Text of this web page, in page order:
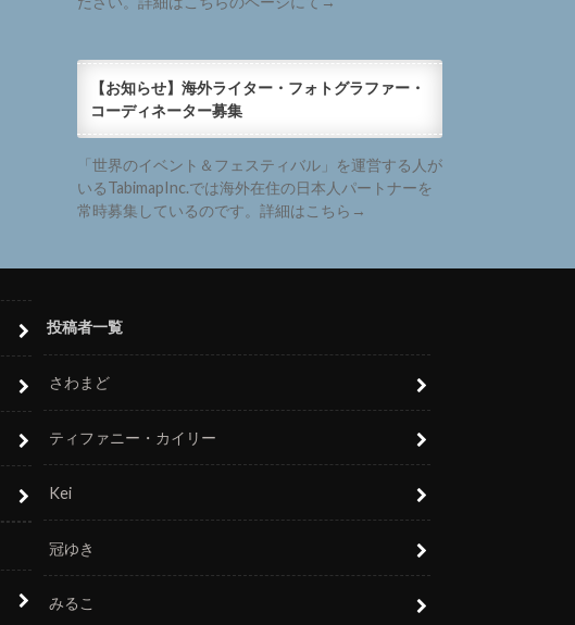
【お知らせ】海外ライター・フォトグラファー・
コーディネーター募集
「世界のイベント＆フェスティバル」を運営する人が
いるTabimapInc.では海外在住の日本人パートナーを
常時募集しているのです。詳細はこちら→
投稿者一覧
さわまど
ティファニー・カイリー
Kei
冠ゆき
みるこ